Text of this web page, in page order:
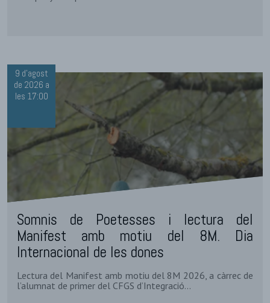
Somnis de Poetesses i lectura del
Manifest amb motiu del 8M. Dia
Internacional de les dones
Lectura del Manifest amb motiu del 8M 2026, a càrrec de
l’alumnat de primer del CFGS d’Integració...
9 d'agost
de 2026 a
les 17:00